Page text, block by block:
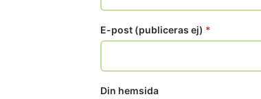
E-post (publiceras ej) *
Din hemsida